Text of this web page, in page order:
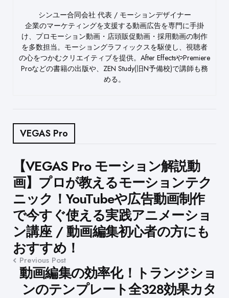
シンユー合同会社 代表 / モーションデザイナー
企業のマーケティングを支援する動画広告を専門に手掛
け、プロモーション動画・店頭販促動画・採用動画の制作
を多数担当。モーショングラフィックスを駆使し、視聴者
の心をつかむクリエイティブを提供。After EffectsやPremiere
Proなどの書籍の出版や、ZEN Study(旧N予備校)で講師も務
める。
VEGAS Pro
Post
navigation
【VEGAS Pro モーション解説動
画】プロが教えるモーションテク
ニック！YouTubeや広告動画制作
で今すぐ使える実践アニメーショ
ン講座 / 動画編集初心者の方にも
おすすめ！
Previous Post
動画編集の効率化！トランジショ
ンのテンプレート全328効果カタ